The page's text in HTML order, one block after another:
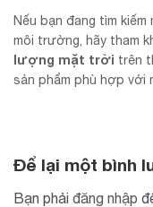
Nếu bạn đang tìm
môi trường, hãy tham
lượng mặt trời trên
sản phẩm phù hợp với
Để lại một bình
Bạn phải đăng nhập